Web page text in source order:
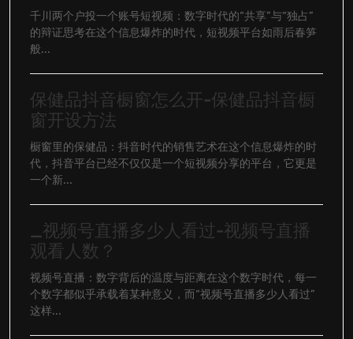
千川两个户投一个账号短视频：数字时代的“共享”与“独占”
的辩证思考在这个信息爆炸的时代，短视频平台如雨后春笋
般...
保健品抖音橱窗怎么开-保健品抖音橱
窗开设方法
橱窗里的保健品：抖音时代的销售艺术在这个信息爆炸的时
代，抖音平台已经不仅仅是一个短视频分享的平台，它更是
一个新...
_视频号直播多少人看过-视频号直播
观看人数？
视频号直播：数字背后的温度与距离在这个数字时代，每一
个数字都似乎承载着某种意义，而“视频号直播多少人看过”
这样...